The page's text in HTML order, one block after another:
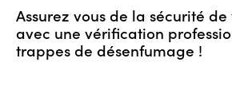
Assurez vous de la sécurité
avec une vérification
trappes de désenfumage !